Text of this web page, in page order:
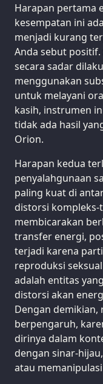
Harapan pertama
kesempatan ini
menjadi kurang
Anda sebut
secara sadar
menggunakan
untuk melayani
kasih, instrumen
tidak ada hasil
Orion.
Harapan kedua
penyalahgunaan
paling kuat di
distorsi
membicarakan
transfer energi,
terjadi karena
reproduksi
adalah entitas
distorsi akan
Dengan demikian,
berpengaruh,
dirinya dalam
dengan sinar-
atau